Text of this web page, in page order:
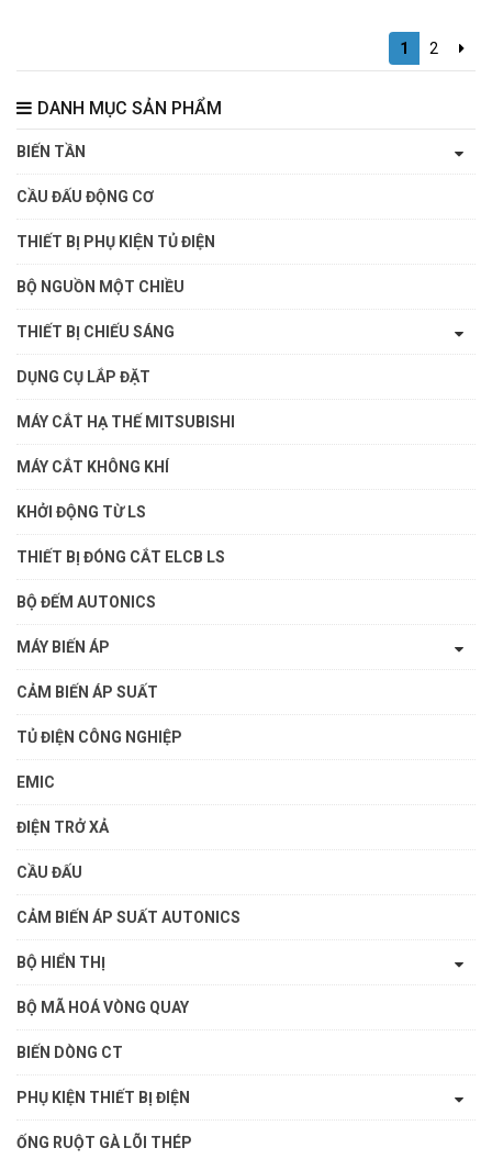
1 2
DANH MỤC SẢN PHẨM
BIẾN TẦN
CẦU ĐẤU ĐỘNG CƠ
THIẾT BỊ PHỤ KIỆN TỦ ĐIỆN
BỘ NGUỒN MỘT CHIỀU
THIẾT BỊ CHIẾU SÁNG
DỤNG CỤ LẮP ĐẶT
MÁY CẮT HẠ THẾ MITSUBISHI
MÁY CẮT KHÔNG KHÍ
KHỞI ĐỘNG TỪ LS
THIẾT BỊ ĐÓNG CẮT ELCB LS
BỘ ĐẾM AUTONICS
MÁY BIẾN ÁP
CẢM BIẾN ÁP SUẤT
TỦ ĐIỆN CÔNG NGHIỆP
EMIC
ĐIỆN TRỞ XẢ
CẦU ĐẤU
CẢM BIẾN ÁP SUẤT AUTONICS
BỘ HIỂN THỊ
BỘ MÃ HOÁ VÒNG QUAY
BIẾN DÒNG CT
PHỤ KIỆN THIẾT BỊ ĐIỆN
ỐNG RUỘT GÀ LÕI THÉP